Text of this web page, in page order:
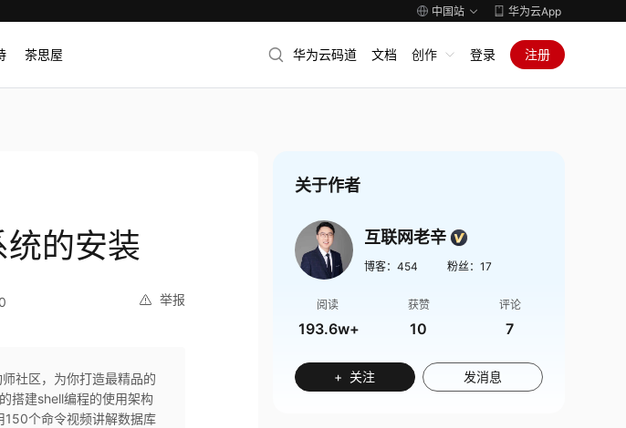
中国站 华为云App
茶思屋 华为云码道 文档 创作 登录 注册
的安装
举报
0
社区，为你打造最精品的
搭建shell编程的使用架构
个命令视频讲解数据库
关于作者
互联网老辛
博客： 454 粉丝： 17
阅读
193.6w+
获赞
10
评论
7
+ 关注 发消息